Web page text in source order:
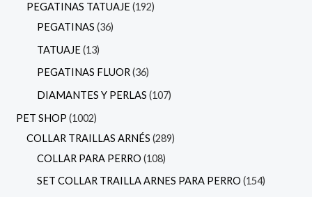
PEGATINAS TATUAJE 192
PEGATINAS 36
TATUAJE 13
PEGATINAS FLUOR 36
DIAMANTES Y PERLAS 107
PET SHOP 1002
COLLAR TRAILLAS ARNÉS 289
COLLAR PARA PERRO 108
SET COLLAR TRAILLA ARNES PARA PERRO 154